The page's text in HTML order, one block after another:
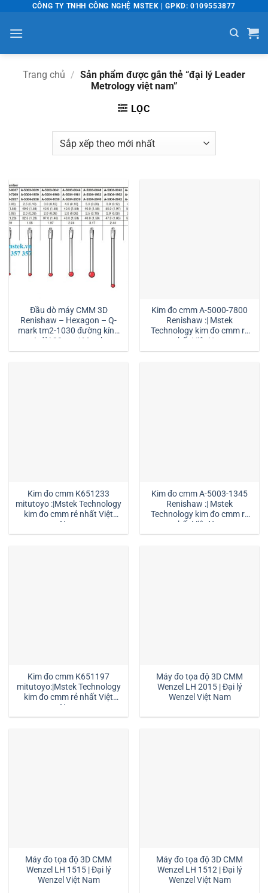
nội
dung
CÔNG TY TNHH CÔNG NGHỆ MSTEK | GPKD: 0109553877
Trang chủ / Sản phẩm được gắn thẻ “đại lý Leader
Metrology việt nam”
LỌC
Đầu dò máy CMM 3D
Renishaw – Hexagon – Q-
mark tm2-1030 đường kính
1 dài 30mm:| Mstek
Technology
Kim đo cmm A-5000-7800
Renishaw :| Mstek
Technology kim đo cmm rẻ
nhất Việt Nam
Kim đo cmm K651233
mitutoyo :|Mstek Technology
kim đo cmm rẻ nhất Việt
Nam
Kim đo cmm A-5003-1345
Renishaw :| Mstek
Technology kim đo cmm rẻ
nhất Việt Nam
Kim đo cmm K651197
mitutoyo:|Mstek Technology
kim đo cmm rẻ nhất Việt
Nam
Máy đo tọa độ 3D CMM
Wenzel LH 2015 | Đại lý
Wenzel Việt Nam
Máy đo tọa độ 3D CMM
Wenzel LH 1515 | Đại lý
Wenzel Việt Nam
Máy đo tọa độ 3D CMM
Wenzel LH 1512 | Đại lý
Wenzel Việt Nam